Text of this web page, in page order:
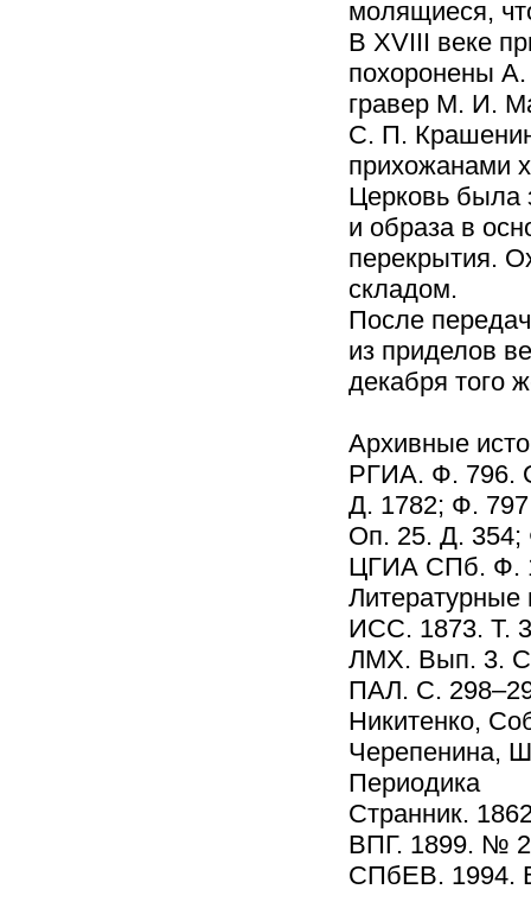
молящиеся,
В XVIII веке
похоронены
гравер М. И.
С. П.
прихожанами
Церковь была
и образа в
перекрытия.
складом.
После
из приделов
декабря того
Архивные
РГИА. Ф. 796.
Д. 1782; Ф.
Оп. 25. Д.
ЦГИА СПб. Ф.
Литературные
ИCC. 1873. Т.
ЛМХ. Вып. 3.
ПАЛ. С.
Никитенко,
Черепенина,
Периодика
Странник.
ВПГ. 1899. №
СПбЕВ. 1994.